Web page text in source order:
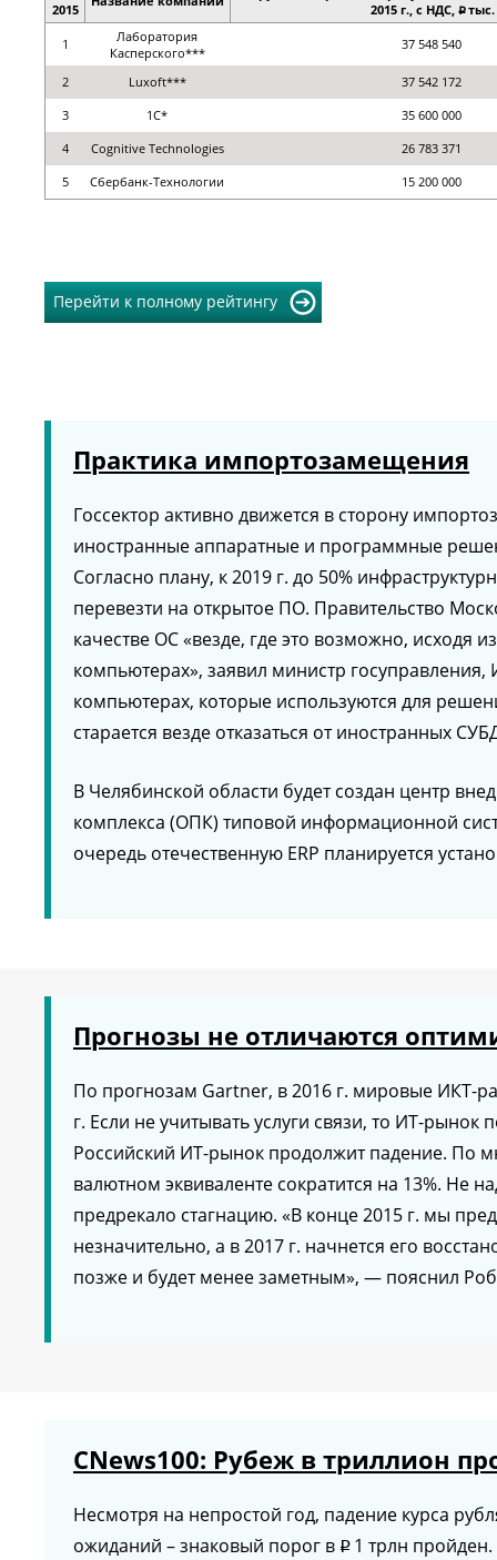
2015
2015 г., с НДС, p тыс.
1
Лаборатория
Касперского***
37 548 540
2 Luxoft***
37 542 172
3
1С*
35 600 000
4
Cognitive Technologies
26 783 371
5
Сбербанк-Технологии 15 200 000
Перейти к полному рейтингу
Практика импортозамещения
Госсектор активно движется в сторону
иностранные аппаратные и программные
Согласно плану, к 2019 г. до 50%
перевезти на открытое ПО. Правительство
качестве ОС «везде, где это возможно, исходя
компьютерах», заявил министр
компьютерах, которые используются для
старается везде отказаться от иностранных
В Челябинской области будет создан центр
комплекса (ОПК) типовой информационной
очередь отечественную ERP планируется
Прогнозы не отличаются
По прогнозам Gartner, в 2016 г. мировые ИКТ-
г. Если не учитывать услуги связи, то ИТ-
Российский ИТ-рынок продолжит падение. По
валютном эквиваленте сократится на 13%. Не
предрекало стагнацию. «В конце 2015 г. мы
незначительно, а в 2017 г. начнется его
позже и будет менее заметным», — пояснил
CNews100: Рубеж в триллион
Несмотря на непростой год, падение курса
ожиданий – знаковый порог в p 1 трлн пройден.